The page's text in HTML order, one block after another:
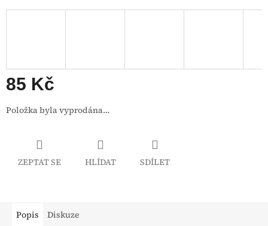
85 Kč
Měrná
cena:
Položka byla vyprodána…
ZEPTAT SE HLÍDAT SDÍLET
Popis Diskuze